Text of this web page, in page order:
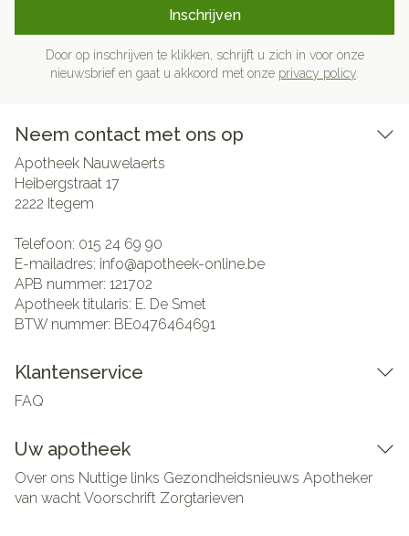
Inschrijven
Door op inschrijven te klikken, schrijft u zich in voor onze
nieuwsbrief en gaat u akkoord met onze privacy policy
Neem contact met ons op
Apotheek Nauwelaerts
Heibergstraat 17
2222 Itegem
Telefoon: 015 24 69 90
E-mailadres: info@apotheek-online.be
APB nummer: 121702
Apotheek titularis: E. De Smet
BTW nummer: BE0476464691
Klantenservice
FAQ
Uw apotheek
Over ons Nuttige links Gezondheidsnieuws Apotheker
van wachtVoorschrift Zorgtarieven